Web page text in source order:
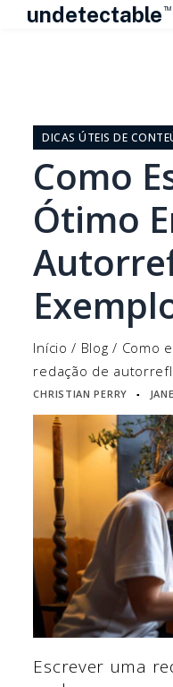
undetectable TM
conteúdo
DICAS ÚTEIS DE
Como
Ótimo
Início / Blog / Como
redação de
CHRISTIAN PERRY ▪
Escrever uma